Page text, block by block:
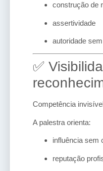
construção de
assertividade
autoridade
✅
Competência
A palestra orienta:
influência sem
reputação